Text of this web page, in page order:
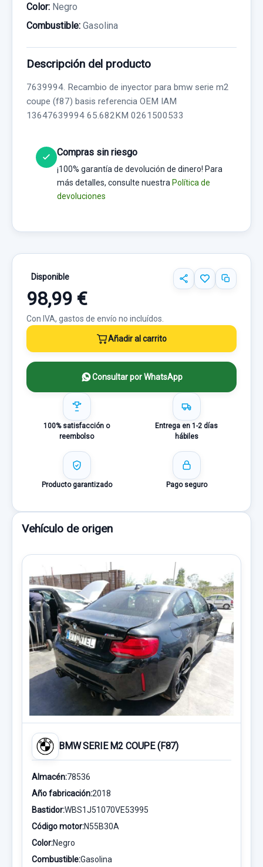
Color: Negro
Combustible: Gasolina
Descripción del producto
7639994. Recambio de inyector para bmw serie m2
coupe (f87) basis referencia OEM IAM
13647639994 65.682KM 0261500533
Compras sin riesgo
¡100% garantía de devolución de dinero! Para
más detalles, consulte nuestra Política de
devoluciones
Disponible
98,99 €
Con IVA, gastos de envío no incluídos.
Añadir al carrito
Consultar por WhatsApp
100% satisfacción o
reembolso
Entrega en 1-2 días
hábiles
Producto garantizado Pago seguro
Vehículo de origen
BMW SERIE M2 COUPE (F87)
Almacén:78536
Año fabricación:2018
Bastidor:WBS1J51070VE53995
Código motor:N55B30A
Color:Negro
Combustible:Gasolina